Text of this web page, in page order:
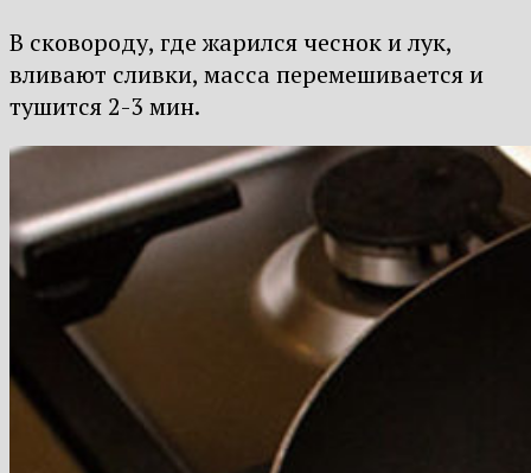
В сковороду, где жарился чеснок и лук,
вливают сливки, масса перемешивается и
тушится 2-3 мин.